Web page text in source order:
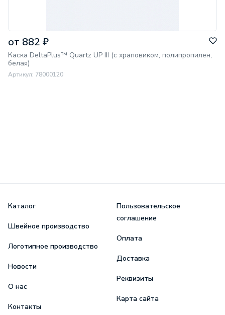
от 882 ₽
Каска DeltaPlus™ Quartz UP III (с храповиком, полипропилен,
белая)
Артикул: 78000120
Каталог
Швейное производство
Логотипное производство
Новости
О нас
Контакты
Пользовательское
соглашение
Оплата
Доставка
Реквизиты
Карта сайта